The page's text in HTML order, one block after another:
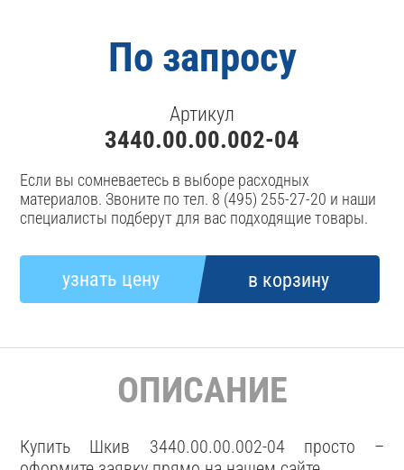
По запросу
Артикул
3440.00.00.002-04
Если вы сомневаетесь в выборе расходных
материалов. Звоните по тел. 8 (495) 255-27-20 и наши
специалисты подберут для вас подходящие товары.
ОПИСАНИЕ
Купить Шкив 3440.00.00.002-04 просто –